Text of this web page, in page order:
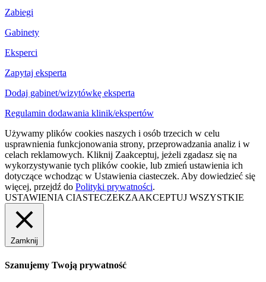
Zabiegi
Gabinety
Eksperci
Zapytaj eksperta
Dodaj gabinet/wizytówkę eksperta
Regulamin dodawania klinik/ekspertów
Używamy plików cookies naszych i osób trzecich w celu
usprawnienia funkcjonowania strony, przeprowadzania analiz i w
celach reklamowych. Kliknij Zaakceptuj, jeżeli zgadasz się na
wykorzystywanie tych plików cookie, lub zmień ustawienia ich
dotyczące wchodząc w Ustawienia ciasteczek. Aby dowiedzieć się
więcej, przejdź do Polityki prywatności.
USTAWIENIA CIASTECZEKZAAKCEPTUJ WSZYSTKIE
Zamknij
Szanujemy Twoją prywatność